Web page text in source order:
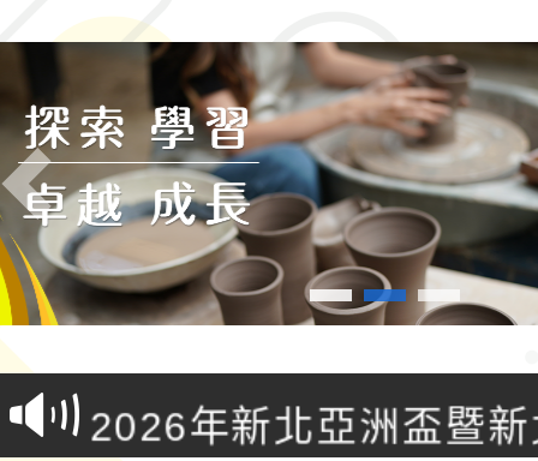
Previous
轉知桃園市政府交通局
共運輸服務，鼓勵民眾
桃「我的減碳存摺2.0
115年第二屆全國原住
2026年新北亞洲盃暨